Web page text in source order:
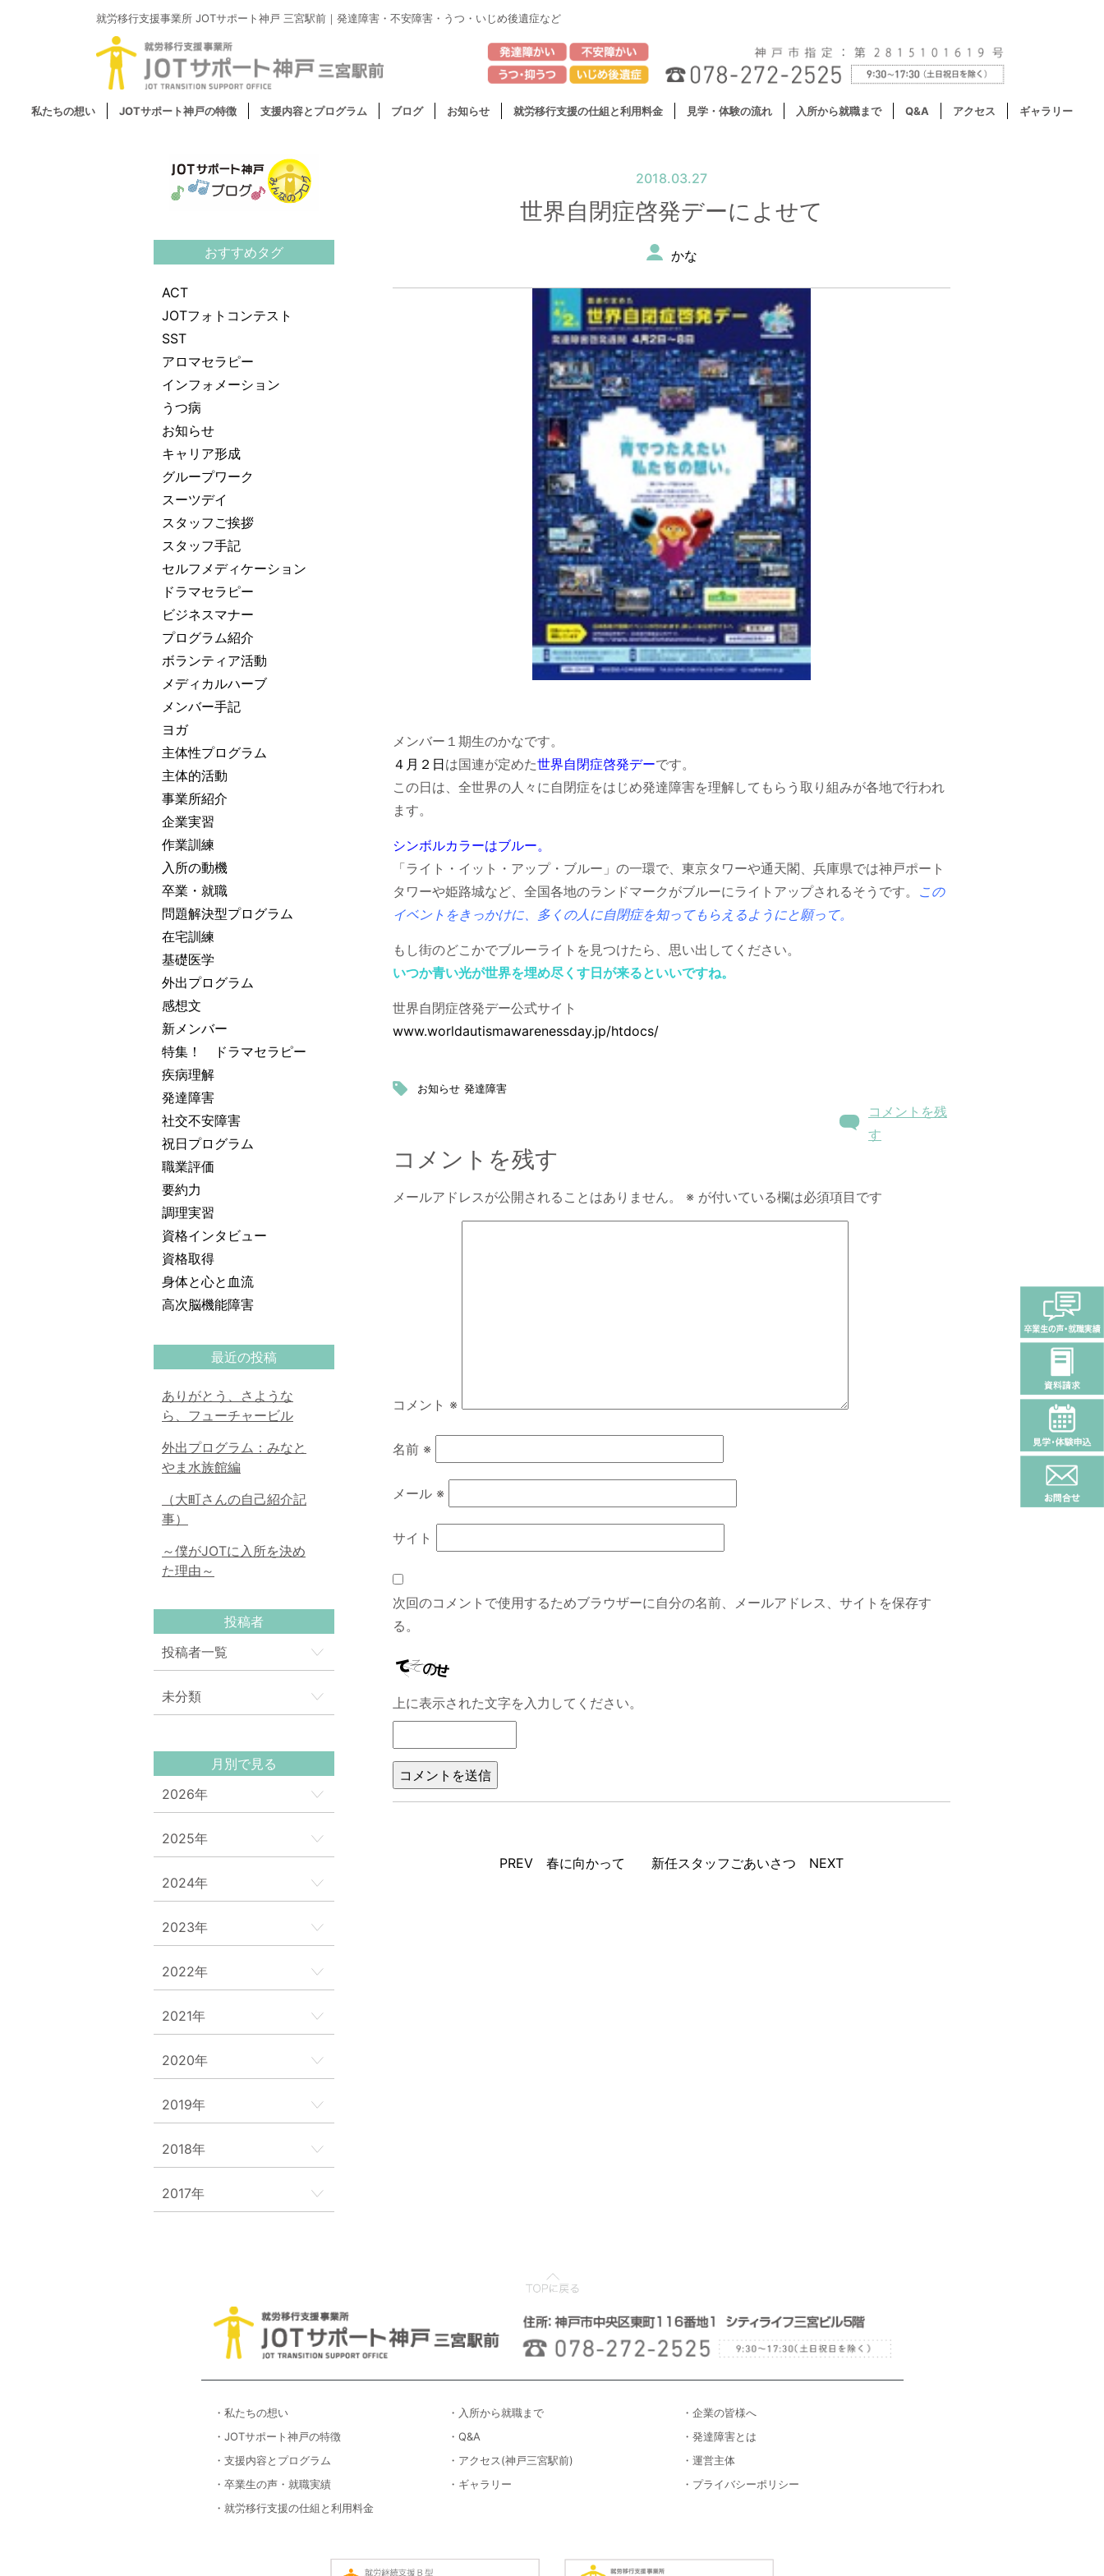
就労移行支援事業所 JOTサポート神戸 三宮駅前｜ 発達障害・不安障害・うつ・いじめ後遺症など
私たちの想い JOTサポート神戸の特徴 支援内容とプログラム ブログ お知らせ 就労移行支援の仕組と利用料金 見学・体験の流れ 入所から就職まで Q&A アクセス ギャラリー
おすすめタグ
ACT
JOTフォトコンテスト
SST
アロマセラピー
インフォメーション
うつ病
お知らせ
キャリア形成
グループワーク
スーツデイ
スタッフご挨拶
スタッフ手記
セルフメディケーション
ドラマセラピー
ビジネスマナー
プログラム紹介
ボランティア活動
メディカルハーブ
メンバー手記
ヨガ
主体性プログラム
主体的活動
事業所紹介
企業実習
作業訓練
入所の動機
卒業・就職
問題解決型プログラム
在宅訓練
基礎医学
外出プログラム
感想文
新メンバー
特集！ ドラマセラピー
疾病理解
発達障害
社交不安障害
祝日プログラム
職業評価
要約力
調理実習
資格インタビュー
資格取得
身体と心と血流
高次脳機能障害
最近の投稿
ありがとう、さような
ら、フューチャービル
外出プログラム：みなと
やま水族館編
（大町さんの自己紹介記
事）
～僕がJOTに入所を決め
た理由～
投稿者
投稿者一覧
未分類
月別で見る
2026年
2025年
2024年
2023年
2022年
2021年
2020年
2019年
2018年
2017年
2018.03.27
世界自閉症啓発デーによせて
かな
メンバー１期生のかなです。
４月２日は国連が定めた世界自閉症啓発デーです。
この日は、全世界の人々に自閉症をはじめ発達障害を理解してもらう取り組みが各地で行われ
ます。
シンボルカラーはブルー。
「ライト・イット・アップ・ブルー」の一環で、東京タワーや通天閣、兵庫県では神戸ポート
タワーや姫路城など、全国各地のランドマークがブルーにライトアップされるそうです。 この
イベントをきっかけに、多くの人に自閉症を知ってもらえるようにと願って。
もし街のどこかでブルーライトを見つけたら、思い出してください。
いつか青い光が世界を埋め尽くす日が来るといいですね。
世界自閉症啓発デー公式サイト
www.worldautismawarenessday.jp/htdocs/
お知らせ 発達障害
コメントを残
す
コメントを残す
メールアドレスが公開されることはありません。 ※ が付いている欄は必須項目です
コメント ※
名前 ※
メール ※
サイト
次回のコメントで使用するためブラウザーに自分の名前、メールアドレス、サイトを保存す
る。
上に表示された文字を入力してください。
PREV 春に向かって 新任スタッフごあいさつ NEXT
・私たちの想い ・入所から就職まで
・企業の皆様へ
・JOTサポート神戸の特徴
・Q&A
・発達障害とは
・支援内容とプログラム
・アクセス(神戸三宮駅前)
・運営主体
・卒業生の声・就職実績
・ギャラリー
・プライバシーポリシー
・就労移行支援の仕組と利用料金